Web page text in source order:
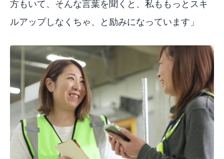
方もいて、そんな言葉を聞くと、私ももっとスキ
ルアップしなくちゃ、と励みになっています」